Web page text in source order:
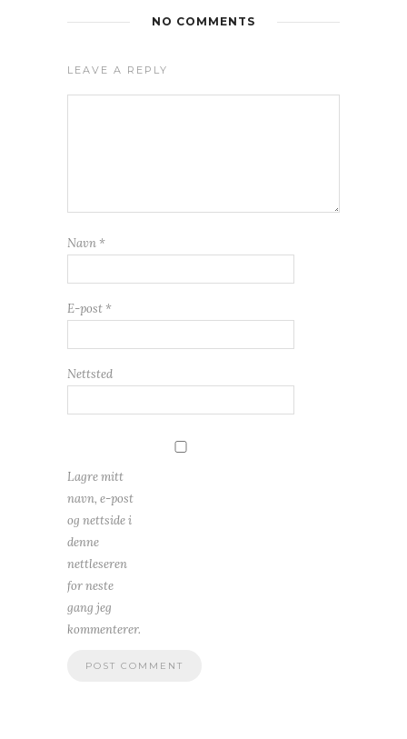
NO COMMENTS
LEAVE A REPLY
Navn *
E-post *
Nettsted
Lagre mitt
navn, e-post
og nettside i
denne
nettleseren
for neste
gang jeg
kommenterer.